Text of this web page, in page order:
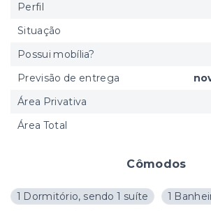
Cômodos
1 Dormitório, sendo 1 suíte
1
Perfil
Situação
Possui mobília?
Previsão de entrega
Área Privativa
Área Total